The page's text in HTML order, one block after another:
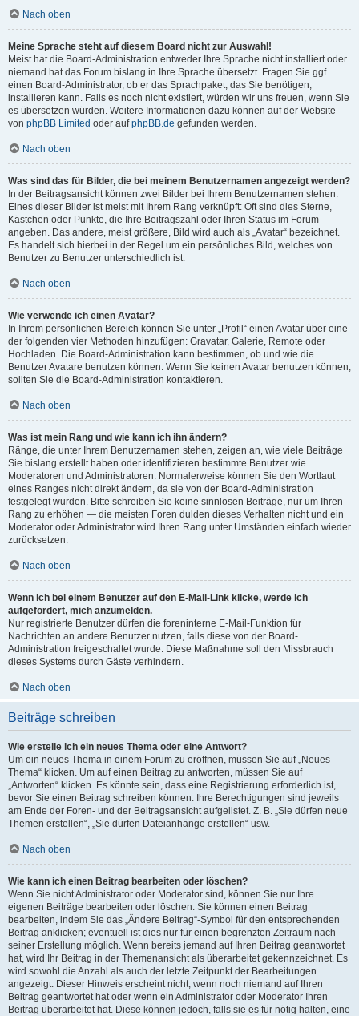
Nach oben
Meine Sprache steht auf diesem Board nicht zur Auswahl!
Meist hat die Board-Administration entweder Ihre Sprache nicht installiert oder
niemand hat das Forum bislang in Ihre Sprache übersetzt. Fragen Sie ggf.
einen Board-Administrator, ob er das Sprachpaket, das Sie benötigen,
installieren kann. Falls es noch nicht existiert, würden wir uns freuen, wenn Sie
es übersetzen würden. Weitere Informationen dazu können auf der Website
von phpBB Limited oder aufphpBB.de gefunden werden.
Nach oben
Was sind das für Bilder, die bei meinem Benutzernamen angezeigt werden?
In der Beitragsansicht können zwei Bilder bei Ihrem Benutzernamen stehen.
Eines dieser Bilder ist meist mit Ihrem Rang verknüpft: Oft sind dies Sterne,
Kästchen oder Punkte, die Ihre Beitragszahl oder Ihren Status im Forum
angeben. Das andere, meist größere, Bild wird auch als „Avatar“ bezeichnet.
Es handelt sich hierbei in der Regel um ein persönliches Bild, welches von
Benutzer zu Benutzer unterschiedlich ist.
Nach oben
Wie verwende ich einen Avatar?
In Ihrem persönlichen Bereich können Sie unter „Profil“ einen Avatar über eine
der folgenden vier Methoden hinzufügen: Gravatar, Galerie, Remote oder
Hochladen. Die Board-Administration kann bestimmen, ob und wie die
Benutzer Avatare benutzen können. Wenn Sie keinen Avatar benutzen können,
sollten Sie die Board-Administration kontaktieren.
Nach oben
Was ist mein Rang und wie kann ich ihn ändern?
Ränge, die unter Ihrem Benutzernamen stehen, zeigen an, wie viele Beiträge
Sie bislang erstellt haben oder identifizieren bestimmte Benutzer wie
Moderatoren und Administratoren. Normalerweise können Sie den Wortlaut
eines Ranges nicht direkt ändern, da sie von der Board-Administration
festgelegt wurden. Bitte schreiben Sie keine sinnlosen Beiträge, nur um Ihren
Rang zu erhöhen — die meisten Foren dulden dieses Verhalten nicht und ein
Moderator oder Administrator wird Ihren Rang unter Umständen einfach wieder
zurücksetzen.
Nach oben
Wenn ich bei einem Benutzer auf den E-Mail-Link klicke, werde ich
aufgefordert, mich anzumelden.
Nur registrierte Benutzer dürfen die foreninterne E-Mail-Funktion für
Nachrichten an andere Benutzer nutzen, falls diese von der Board-
Administration freigeschaltet wurde. Diese Maßnahme soll den Missbrauch
dieses Systems durch Gäste verhindern.
Nach oben
Beiträge schreiben
Wie erstelle ich ein neues Thema oder eine Antwort?
Um ein neues Thema in einem Forum zu eröffnen, müssen Sie auf „Neues
Thema“ klicken. Um auf einen Beitrag zu antworten, müssen Sie auf
„Antworten“ klicken. Es könnte sein, dass eine Registrierung erforderlich ist,
bevor Sie einen Beitrag schreiben können. Ihre Berechtigungen sind jeweils
am Ende der Foren- und der Beitragsansicht aufgelistet. Z. B. „Sie dürfen neue
Themen erstellen“, „Sie dürfen Dateianhänge erstellen“ usw.
Nach oben
Wie kann ich einen Beitrag bearbeiten oder löschen?
Wenn Sie nicht Administrator oder Moderator sind, können Sie nur Ihre
eigenen Beiträge bearbeiten oder löschen. Sie können einen Beitrag
bearbeiten, indem Sie das „Ändere Beitrag“-Symbol für den entsprechenden
Beitrag anklicken; eventuell ist dies nur für einen begrenzten Zeitraum nach
seiner Erstellung möglich. Wenn bereits jemand auf Ihren Beitrag geantwortet
hat, wird Ihr Beitrag in der Themenansicht als überarbeitet gekennzeichnet. Es
wird sowohl die Anzahl als auch der letzte Zeitpunkt der Bearbeitungen
angezeigt. Dieser Hinweis erscheint nicht, wenn noch niemand auf Ihren
Beitrag geantwortet hat oder wenn ein Administrator oder Moderator Ihren
Beitrag überarbeitet hat. Diese können jedoch, falls sie es für nötig halten, eine